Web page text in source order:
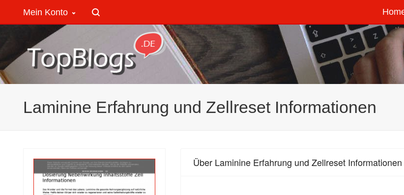
Mein Konto
Laminine Erfahrung und Zellreset Informationen
Über Laminine Erfahrung und Zellreset Informationen